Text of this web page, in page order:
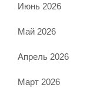
Июнь 2026
Май 2026
Апрель 2026
Март 2026